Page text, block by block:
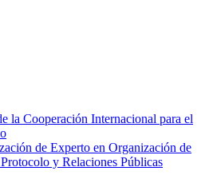
la Cooperación Internacional para el
de Experto en Organización de
y Relaciones Públicas